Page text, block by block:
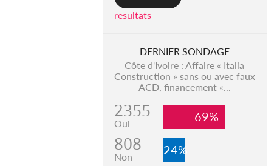
resultats
DERNIER SONDAGE
Côte d'Ivoire : Affaire « Italia
Construction » sans ou avec faux
ACD, financement «...
2355
Oui 69%
808
Non 24%